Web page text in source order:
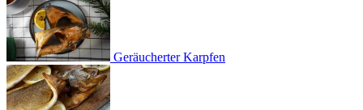
Geräucherter Karpfen